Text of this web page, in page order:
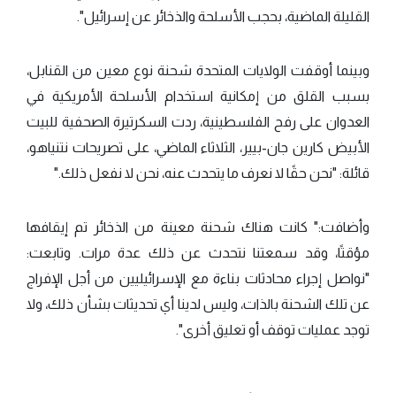
القليلة الماضية، بحجب الأسلحة والذخائر عن إسرائيل".
وبينما أوقفت الولايات المتحدة شحنة نوع معين من القنابل،
بسبب القلق من إمكانية استخدام الأسلحة الأمريكية في
العدوان على رفح الفلسطينية، ردت السكرتيرة الصحفية للبيت
الأبيض كارين جان-بيير، الثلاثاء الماضي، على تصريحات نتنياهو،
قائلة: "نحن حقًا لا نعرف ما يتحدث عنه، نحن لا نفعل ذلك."
وأضافت:" كانت هناك شحنة معينة من الذخائر تم إيقافها
مؤقتًا، وقد سمعتنا نتحدث عن ذلك عدة مرات. وتابعت:
"نواصل إجراء محادثات بناءة مع الإسرائيليين من أجل الإفراج
عن تلك الشحنة بالذات، وليس لدينا أي تحديثات بشأن ذلك، ولا
توجد عمليات توقف أو تعليق أخرى".